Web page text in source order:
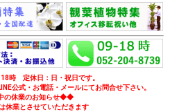
時 定休日：日・祝日です。
公式・お電話・メールにてお問合せ下さい。
の休業のお知らせ◆◆
休業とさせていただきます